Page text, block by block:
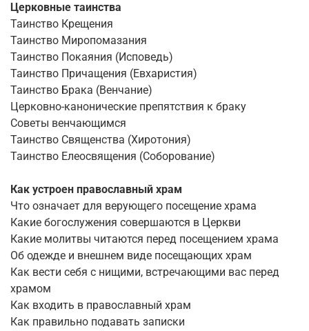
Церковные таинства
Таинство Крещения
Таинство Миропомазания
Таинство Покаяния (Исповедь)
Таинство Причащения (Евхаристия)
Таинство Брака (Венчание)
Церковно-канонические препятствия к браку
Советы венчающимся
Таинство Священства (Хиротония)
Таинство Елеосвящения (Соборование)
Как устроен православный храм
Что означает для верующего посещение храма
Какие богослужения совершаются в Церкви
Какие молитвы читаются перед посещением храма
Об одежде и внешнем виде посещающих храм
Как вести себя с нищими, встречающими вас перед
храмом
Как входить в православный храм
Как правильно подавать записки